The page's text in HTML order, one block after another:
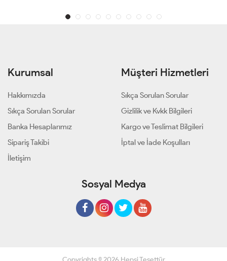
Kurumsal
Hakkımızda
Sıkça Sorulan Sorular
Banka Hesaplarımız
Sipariş Takibi
İletişim
Müşteri Hizmetleri
Sıkça Sorulan Sorular
Gizlilik ve Kvkk Bilgileri
Kargo ve Teslimat Bilgileri
İptal ve İade Koşulları
Sosyal Medya